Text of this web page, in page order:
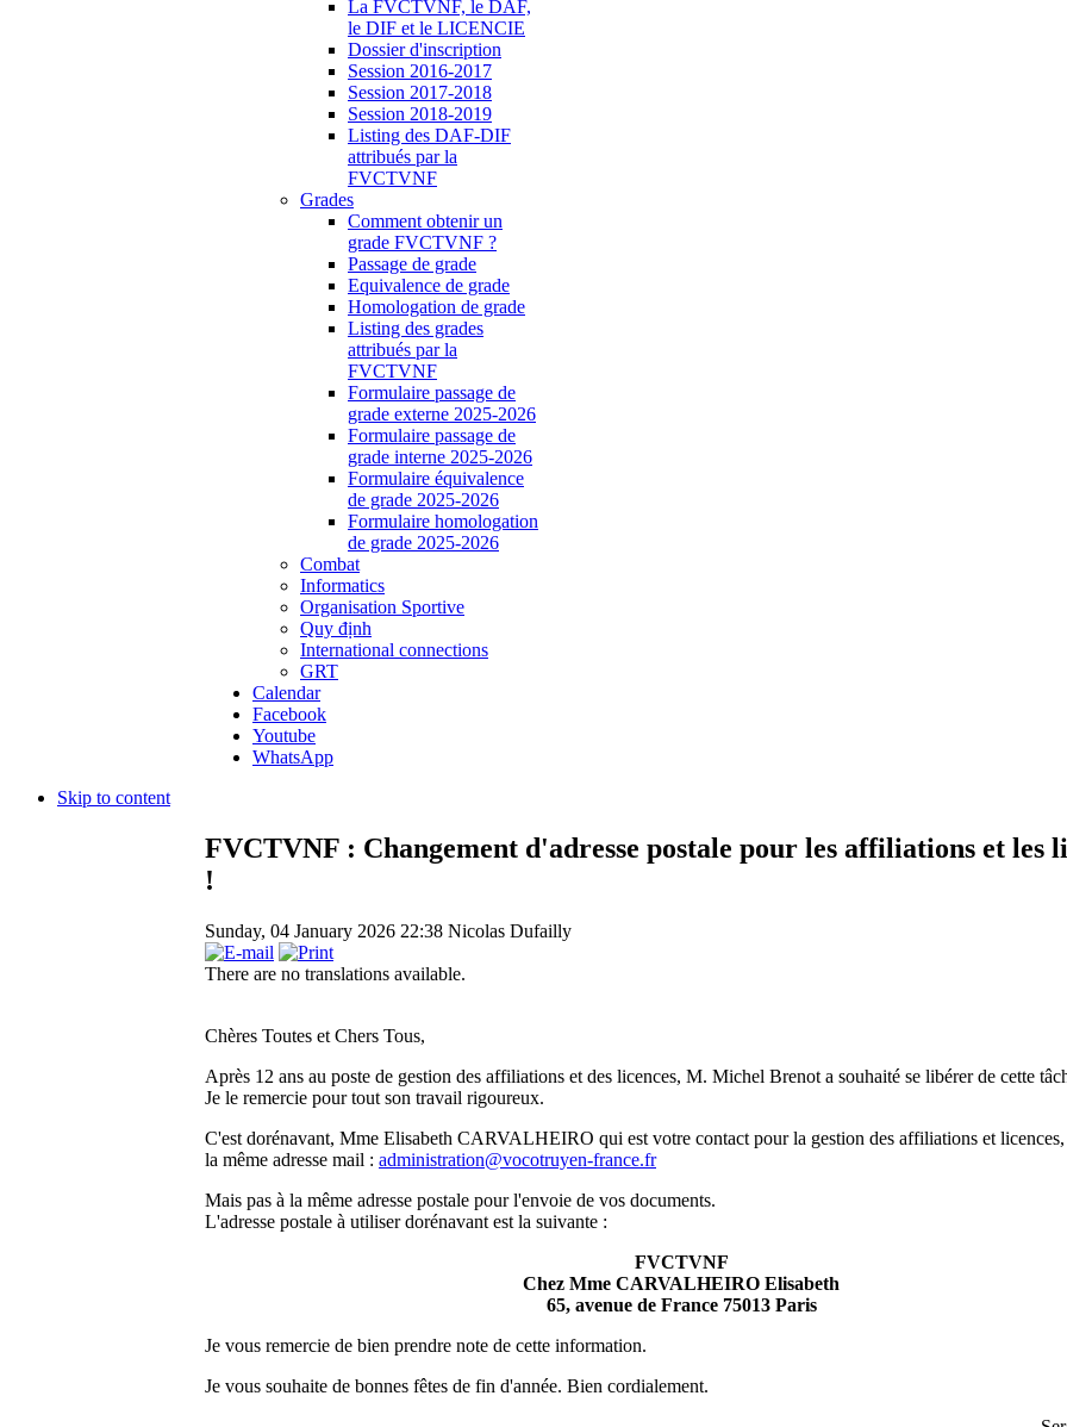
La FVCTVNF, le DAF,
le DIF et le LICENCIE
Dossier d'inscription
Session 2016-2017
Session 2017-2018
Session 2018-2019
Listing des DAF-DIF
attribués par la
FVCTVNF
Grades
Comment obtenir un
grade FVCTVNF ?
Passage de grade
Equivalence de grade
Homologation de grade
Listing des grades
attribués par la
FVCTVNF
Formulaire passage de
grade externe 2025-2026
Formulaire passage de
grade interne 2025-2026
Formulaire équivalence
de grade 2025-2026
Formulaire homologation
de grade 2025-2026
Combat
Informatics
Organisation Sportive
Quy định
International connections
GRT
Calendar
Facebook
Youtube
WhatsApp
Skip to content
FVCTVNF : Changement d'adresse postale pour les affiliations et les
!
Sunday, 04 January 2026 22:38 Nicolas Dufailly
There are no translations available.
Chères Toutes et Chers Tous,
Après 12 ans au poste de gestion des affiliations et des licences, M. Michel Brenot a souhaité se libérer de cette
Je le remercie pour tout son travail rigoureux.
C'est dorénavant, Mme Elisabeth CARVALHEIRO qui est votre contact pour la gestion des affiliations et licences,
la même adresse mail : administration@vocotruyen-france.fr
Mais pas à la même adresse postale pour l'envoie de vos documents.
L'adresse postale à utiliser dorénavant est la suivante :
FVCTVNF
Chez Mme CARVALHEIRO Elisabeth
65, avenue de France 75013 Paris
Je vous remercie de bien prendre note de cette information.
Je vous souhaite de bonnes fêtes de fin d'année. Bien cordialement.